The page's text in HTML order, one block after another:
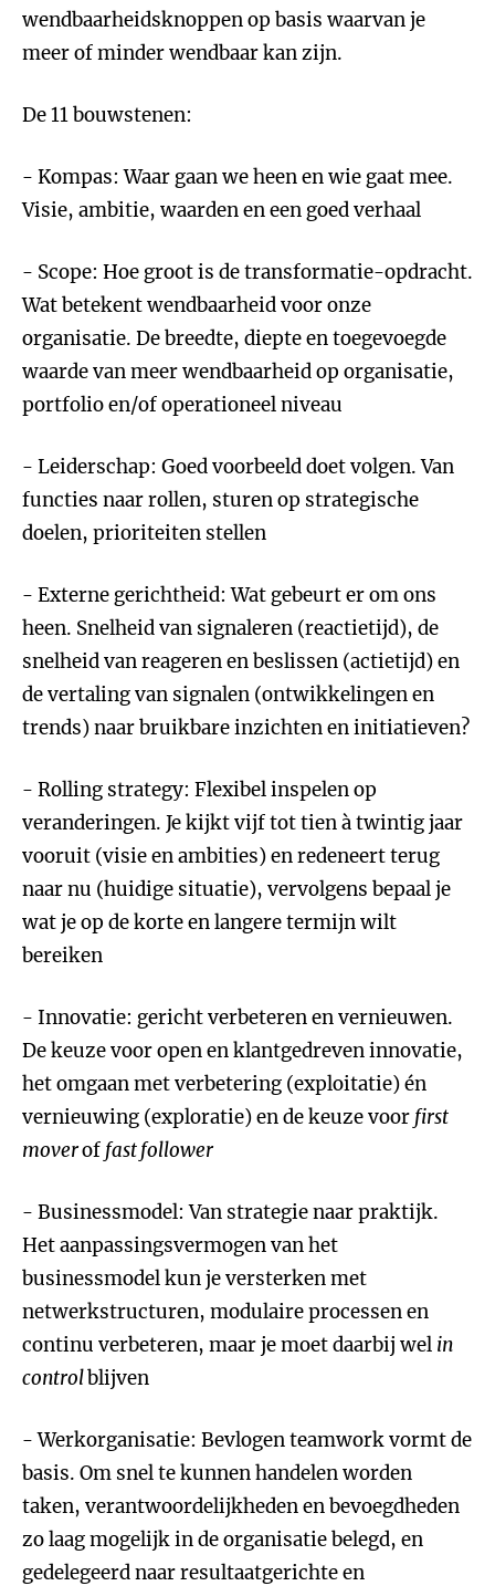
wendbaarheidsknoppen op basis waarvan je
meer of minder wendbaar kan zijn.
De 11 bouwstenen:
- Kompas: Waar gaan we heen en wie gaat mee.
Visie, ambitie, waarden en een goed verhaal
- Scope: Hoe groot is de transformatie-opdracht.
Wat betekent wendbaarheid voor onze
organisatie. De breedte, diepte en toegevoegde
waarde van meer wendbaarheid op organisatie,
portfolio en/of operationeel niveau
- Leiderschap: Goed voorbeeld doet volgen. Van
functies naar rollen, sturen op strategische
doelen, prioriteiten stellen
- Externe gerichtheid: Wat gebeurt er om ons
heen. Snelheid van signaleren (reactietijd), de
snelheid van reageren en beslissen (actietijd) en
de vertaling van signalen (ontwikkelingen en
trends) naar bruikbare inzichten en initiatieven?
- Rolling strategy: Flexibel inspelen op
veranderingen. Je kijkt vijf tot tien à twintig jaar
vooruit (visie en ambities) en redeneert terug
naar nu (huidige situatie), vervolgens bepaal je
wat je op de korte en langere termijn wilt
bereiken
- Innovatie: gericht verbeteren en vernieuwen.
De keuze voor open en klantgedreven innovatie,
het omgaan met verbetering (exploitatie) én
vernieuwing (exploratie) en de keuze voor first
moverof fast follower
- Businessmodel: Van strategie naar praktijk.
Het aanpassingsvermogen van het
businessmodel kun je versterken met
netwerkstructuren, modulaire processen en
continu verbeteren, maar je moet daarbij wel in
controlblijven
- Werkorganisatie: Bevlogen teamwork vormt de
basis. Om snel te kunnen handelen worden
taken, verantwoordelijkheden en bevoegdheden
zo laag mogelijk in de organisatie belegd, en
gedelegeerd naar resultaatgerichte en